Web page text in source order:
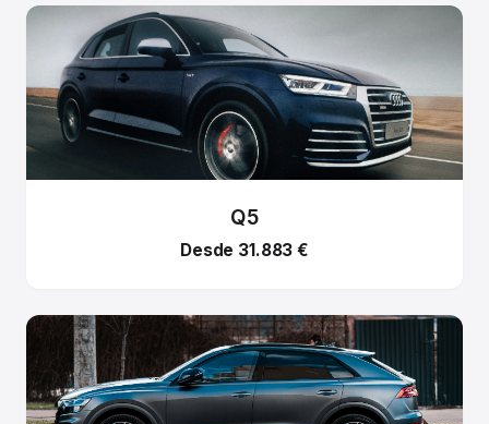
Q5
Desde 31.883 €